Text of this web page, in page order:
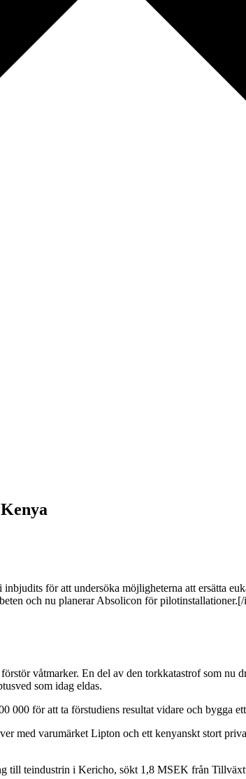
för att undersöka möjligheterna att ersätta
och nu planerar Absolicon för pilotinstallationer.[/
våtmarker. En del av den torkkatastrof som nu
som idag eldas.
för att ta förstudiens resultat vidare och bygga
med varumärket Lipton och ett kenyanskt stort
till teindustrin i Kericho, sökt 1,8 MSEK från